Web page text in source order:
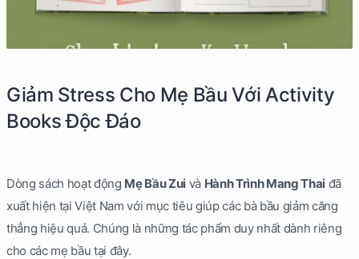
Giảm Stress Cho Mẹ Bầu Với Activity
Books Độc Đáo
Dòng sách hoạt động Mẹ Bầu Zuivà Hành Trình Mang Thaiđã
xuất hiện tại Việt Nam với mục tiêu giúp các bà bầu giảm căng
thẳng hiệu quả. Chúng là những tác phẩm duy nhất dành riêng
cho các mẹ bầu tại đây.